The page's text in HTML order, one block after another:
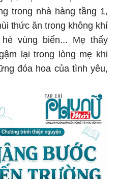
trong nhà hàng tầng 1,
thức ăn trong không khí
vùng biển... Mẹ thấy
lại trong lòng mẹ khi
đóa hoa của tình yêu,